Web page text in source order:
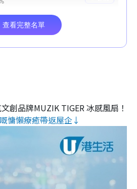
創品牌MUZIK TIGER 冰感風扇！
慵懶療癒帶返屋企↓